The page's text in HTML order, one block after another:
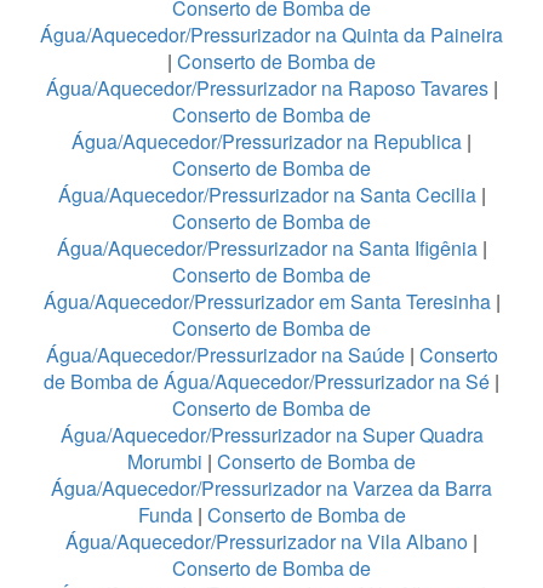
Conserto de Bomba de
Água/Aquecedor/Pressurizador na Quinta da Paineira
| Conserto de Bomba de
Água/Aquecedor/Pressurizador na Raposo Tavares|
Conserto de Bomba de
Água/Aquecedor/Pressurizador na Republica |
Conserto de Bomba de
Água/Aquecedor/Pressurizador na Santa Cecilia|
Conserto de Bomba de
Água/Aquecedor/Pressurizador na Santa Ifigênia |
Conserto de Bomba de
Água/Aquecedor/Pressurizador em Santa Teresinha|
Conserto de Bomba de
Água/Aquecedor/Pressurizador na Saúde| Conserto
de Bomba de Água/Aquecedor/Pressurizador na Sé |
Conserto de Bomba de
Água/Aquecedor/Pressurizador na Super Quadra
Morumbi | Conserto de Bomba de
Água/Aquecedor/Pressurizador na Varzea da Barra
Funda| Conserto de Bomba de
Água/Aquecedor/Pressurizador na Vila Albano |
Conserto de Bomba de